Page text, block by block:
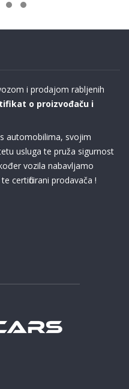
i prodajom rabljenih
o proizvođaču i
automobilima, svojim
usluga te pruža sigurnost
vozila nabavljamo
certificirani prodavača !